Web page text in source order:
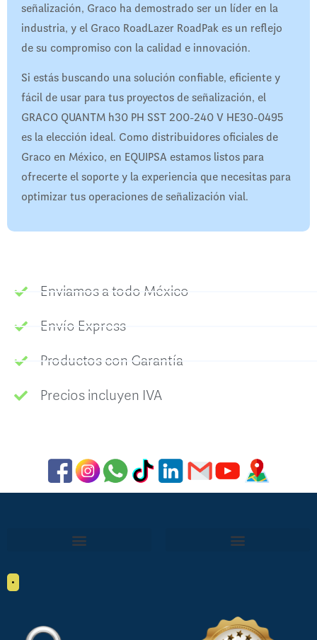
señalización, Graco ha demostrado ser un líder en la
industria, y el Graco RoadLazer RoadPak es un reflejo
de su compromiso con la calidad e innovación.
Si estás buscando una solución confiable, eficiente y
fácil de usar para tus proyectos de señalización, el
GRACO QUANTM h30 PH SST 200-240 V HE30-0495
es la elección ideal. Como distribuidores oficiales de
Graco en México, en EQUIPSA estamos listos para
ofrecerte el soporte y la experiencia que necesitas para
optimizar tus operaciones de señalización vial.
Enviamos a todo México
Envío Express
Productos con Garantía
Precios incluyen IVA
•